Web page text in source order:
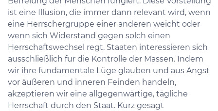
ist eine Illusion, die immer dann relevant wird, wenn
eine Herrschergruppe einer anderen weicht oder
wenn sich Widerstand gegen solch einen
Herrschaftswechsel regt. Staaten interessieren sich
ausschließlich für die Kontrolle der Massen. Indem
wir ihre fundamentale Lüge glauben und aus Angst
vor äußeren und inneren Feinden handeln,
akzeptieren wir eine allgegenwärtige, tägliche
Herrschaft durch den Staat. Kurz gesagt